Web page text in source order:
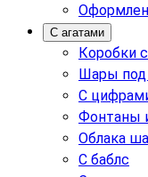
С агатами
Коробки
Шары под
С
Фонтаны
Облака
С баблс